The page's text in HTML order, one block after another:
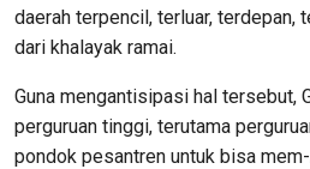
daerah terpencil, terluar, terdepan,
dari khalayak ramai.
Guna mengantisipasi hal tersebut,
perguruan tinggi, terutama
pondok pesantren untuk bisa mem-